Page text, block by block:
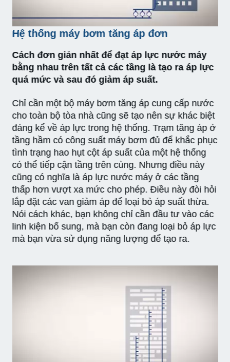
Hệ thống máy bơm tăng áp đơn
Cách đơn giản nhất để đạt áp lực nước máy
bằng nhau trên tất cả các tầng là tạo ra áp lực
quá mức và sau đó giảm áp suất.
Chỉ cần một bộ máy bơm tăng áp cung cấp nước
cho toàn bộ tòa nhà cũng sẽ tạo nên sự khác biệt
đáng kể về áp lực trong hệ thống. Trạm tăng áp ở
tầng hầm có công suất máy bơm đủ để khắc phục
tình trạng hao hụt cột áp suất của một hệ thống
có thể tiếp cận tầng trên cùng. Nhưng điều này
cũng có nghĩa là áp lực nước máy ở các tầng
thấp hơn vượt xa mức cho phép. Điều này đòi hỏi
lắp đặt các van giảm áp để loại bỏ áp suất thừa.
Nói cách khác, bạn không chỉ cần đầu tư vào các
linh kiện bổ sung, mà bạn còn đang loại bỏ áp lực
mà bạn vừa sử dụng năng lượng để tạo ra.